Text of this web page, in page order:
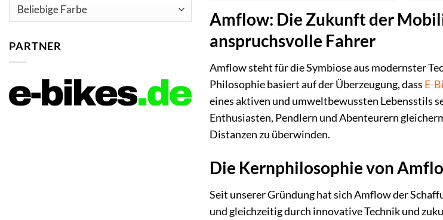
PARTNER
Amflow: Die Zukunft der
anspruchsvolle Fahrer
Amflow steht für die Symbiose aus modernster
Philosophie basiert auf der Überzeugung, dass E-
eines aktiven und umweltbewussten Lebensstils
Enthusiasten, Pendlern und Abenteurern
Distanzen zu überwinden.
Die Kernphilosophie von
Seit unserer Gründung hat sich Amflow der
und gleichzeitig durch innovative Technik und